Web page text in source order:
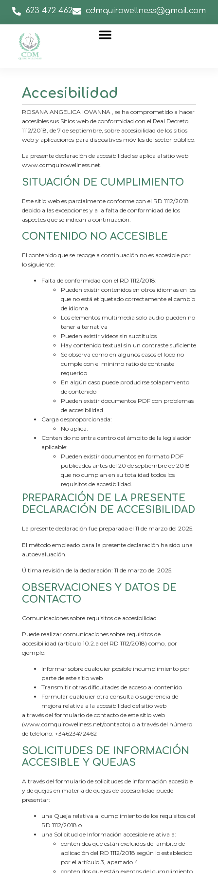
623 472 462 cdmquirowellness@gmail.com
Accesibilidad
ROSANA ANGELICA IOVANNA , se ha comprometido a hacer
accesibles sus Sitios web de conformidad con el Real Decreto
1112/2018, de 7 de septiembre, sobre accesibilidad de los sitios
web y aplicaciones para dispositivos móviles del sector público.
La presente declaración de accesibilidad se aplica al sitio web
www.cdmquirowellness.net.
SITUACIÓN DE CUMPLIMIENTO
Este sitio web es parcialmente conforme con el RD 1112/2018
debido a las excepciones y a la falta de conformidad de los
aspectos que se indican a continuación.
CONTENIDO NO ACCESIBLE
El contenido que se recoge a continuación no es accesible por
lo siguiente:
Falta de conformidad con el RD 1112/2018:
Pueden existir contenidos en otros idiomas en los
que no está etiquetado correctamente el cambio
de idioma
Los elementos multimedia solo audio pueden no
tener alternativa
Pueden existir vídeos sin subtítulos
Hay contenido textual sin un contraste suficiente
Se observa como en algunos casos el foco no
cumple con el mínimo ratio de contraste
requerido
En algún caso puede producirse solapamiento
de contenido
Pueden existir documentos PDF con problemas
de accesibilidad
Carga desproporcionada:
No aplica.
Contenido no entra dentro del ámbito de la legislación
aplicable:
Pueden existir documentos en formato PDF
publicados antes del 20 de septiembre de 2018
que no cumplan en su totalidad todos los
requisitos de accesibilidad.
PREPARACIÓN DE LA PRESENTE
DECLARACIÓN DE ACCESIBILIDAD
La presente declaración fue preparada el 11 de marzo del 2025.
El método empleado para la presente declaración ha sido una
autoevaluación.
Última revisión de la declaración: 11 de marzo del 2025.
OBSERVACIONES Y DATOS DE
CONTACTO
Comunicaciones sobre requisitos de accesibilidad
Puede realizar comunicaciones sobre requisitos de
accesibilidad (artículo 10.2.a del RD 1112/2018) como, por
ejemplo:
Informar sobre cualquier posible incumplimiento por
parte de este sitio web
Transmitir otras dificultades de acceso al contenido
Formular cualquier otra consulta o sugerencia de
mejora relativa a la accesibilidad del sitio web
a través del formulario de contacto de este sitio web
(www.cdmquirowellness.net/contacto) o a través del número
de teléfono: +34623472462
SOLICITUDES DE INFORMACIÓN
ACCESIBLE Y QUEJAS
A través del formulario de solicitudes de información accesible
y de quejas en materia de quejas de accesibilidad puede
presentar:
una Queja relativa al cumplimiento de los requisitos del
RD 1112/2018 o
una Solicitud de Información accesible relativa a:
contenidos que están excluidos del ámbito de
aplicación del RD 1112/2018 según lo establecido
por el artículo 3, apartado 4
contenidos que están exentos del cumplimiento